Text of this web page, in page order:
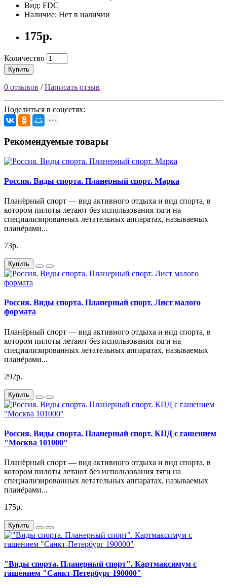
Вид: FDC
Наличие: Нет в наличии
175р.
Количество
Купить
0 отзывов /Написать отзыв
Поделиться в соцсетях:
Рекомендуемые товары
Россия. Виды спорта. Планерный спорт. Марка
Планёрный спорт — вид активного отдыха и вид спорта, в
котором пилоты летают без использования тяги на
специализированных летательных аппаратах, называемых
планёрами...
73р.
Купить
Россия. Виды спорта. Планерный спорт. Лист малого
формата
Планёрный спорт — вид активного отдыха и вид спорта, в
котором пилоты летают без использования тяги на
специализированных летательных аппаратах, называемых
планёрами...
292р.
Купить
Россия. Виды спорта. Планерный спорт. КПД с гашением
"Москва 101000"
Планёрный спорт — вид активного отдыха и вид спорта, в
котором пилоты летают без использования тяги на
специализированных летательных аппаратах, называемых
планёрами...
175р.
Купить
"Виды спорта. Планерный спорт". Картмаксимум с
гашением "Санкт-Петербург 190000"